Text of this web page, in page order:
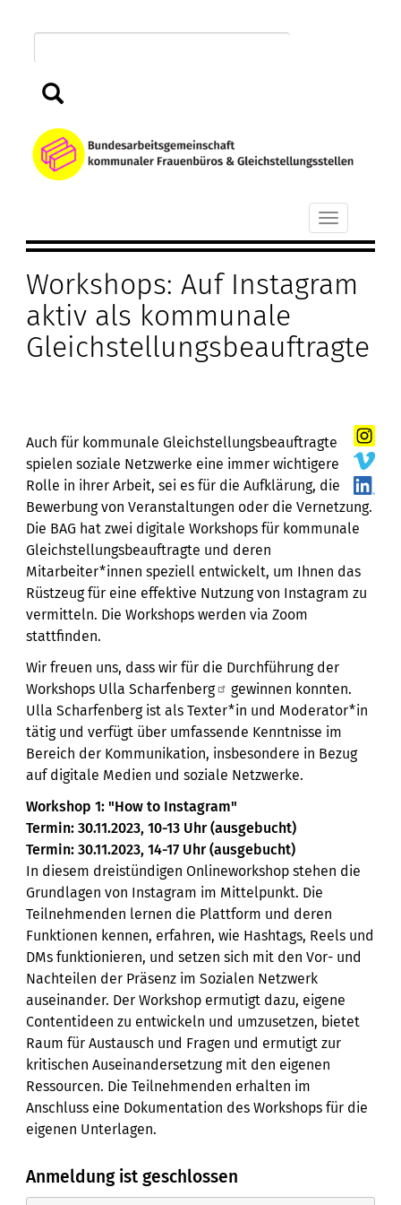
Direkt
Toggle
navigation
Workshops: Auf Instagram
aktiv als kommunale
Gleichstellungsbeauftragte
Auch für kommunale Gleichstellungsbeauftragte
spielen soziale Netzwerke eine immer wichtigere
Rolle in ihrer Arbeit, sei es für die Aufklärung, die
Bewerbung von Veranstaltungen oder die Vernetzung.
Die BAG hat zwei digitale Workshops für kommunale
Gleichstellungsbeauftragte und deren
Mitarbeiter*innen speziell entwickelt, um Ihnen das
Rüstzeug für eine effektive Nutzung von Instagram zu
vermitteln. Die Workshops werden via Zoom
stattfinden.
Wir freuen uns, dass wir für die Durchführung der
Workshops Ulla Scharfenberg
gewinnen konnten.
Ulla Scharfenberg ist als Texter*in und Moderator*in
tätig und verfügt über umfassende Kenntnisse im
Bereich der Kommunikation, insbesondere in Bezug
auf digitale Medien und soziale Netzwerke.
Workshop 1: "How to Instagram"
Termin: 30.11.2023, 10-13 Uhr (ausgebucht)
Termin: 30.11.2023, 14-17 Uhr (ausgebucht)
In diesem dreistündigen Onlineworkshop stehen die
Grundlagen von Instagram im Mittelpunkt. Die
Teilnehmenden lernen die Plattform und deren
Funktionen kennen, erfahren, wie Hashtags, Reels und
DMs funktionieren, und setzen sich mit den Vor- und
Nachteilen der Präsenz im Sozialen Netzwerk
auseinander. Der Workshop ermutigt dazu, eigene
Contentideen zu entwickeln und umzusetzen, bietet
Raum für Austausch und Fragen und ermutigt zur
kritischen Auseinandersetzung mit den eigenen
Ressourcen. Die Teilnehmenden erhalten im
Anschluss eine Dokumentation des Workshops für die
eigenen Unterlagen.
Workshop 2: "Community-Management auf
Anmeldung ist geschlossen